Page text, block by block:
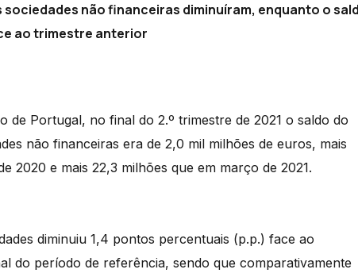
não financeiras diminuíram, enquanto o
ao trimestre anterior
de Portugal, no final do 2.º trimestre de 2021 o saldo do
não financeiras era de 2,0 mil milhões de euros, mais
2020 e mais 22,3 milhões que em março de 2021.
diminuiu 1,4 pontos percentuais (p.p.) face ao
do período de referência, sendo que comparativamente